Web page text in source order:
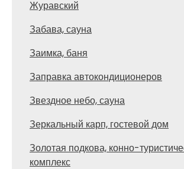
Журавский
Забава, сауна
Заимка, баня
Заправка автокондиционеров
Звездное небо, сауна
Зеркальный карп, гостевой дом
Золотая подкова, конно-
комплекс